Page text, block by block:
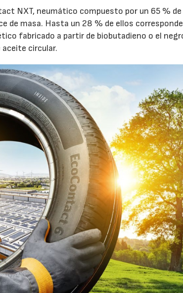
NXT, neumático compuesto por un 65 %
de masa. Hasta un 28 % de ellos
fabricado a partir de biobutadieno o el
circular.